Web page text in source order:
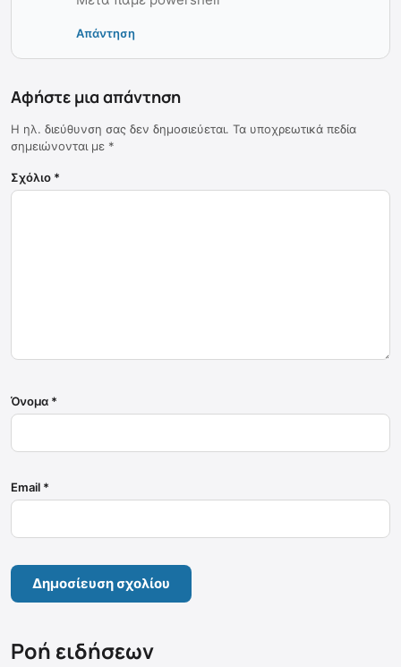
Απάντηση
Αφήστε μια απάντηση
Η ηλ. διεύθυνση σας δεν δημοσιεύεται. Τα υποχρεωτικά πεδία
σημειώνονται με *
Σχόλιο *
Όνομα *
Email *
Ροή ειδήσεων